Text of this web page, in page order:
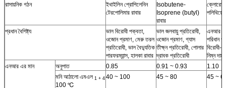
রাসায়নিক গঠন
ইথাইলিন প্রোপিলেনিন
টেরপোলিমার রাবার
Isobutene-
Isoprene (butyl)
রাবার
প্রধান বৈশিষ্ট্য
ভাল বিরোধী পক্বতা,
ওজোন প্রমাণ, মেরু তরল
প্রতিরোধী, ভাল বৈদ্যুতিক
পারফরম্যান্স, হালকা রাবার
ভাল জলবায়ু প্রতিরোধী,
ওজোন প্রমাণ, গ্যাস
তীক্ষ্ন প্রতিরোধী, পোলার
দ্রাবক প্রতিরোধী
এনআর
পরিধান
বিরোধী-
নিম্ন
এনআর এর মান
অনুপাত 0.85 0.91 ~ 0.93
1.10
মনি আঠালো এমএল 1 + 4
100 ℃
40 ~ 100 45 ~ 80 45 ~